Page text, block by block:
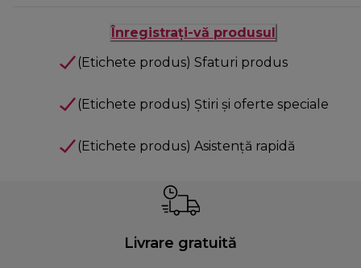
Înregistrați-vă produsul
(Etichete produs) Sfaturi produs
(Etichete produs) Știri și oferte speciale
(Etichete produs) Asistență rapidă
Livrare gratuită